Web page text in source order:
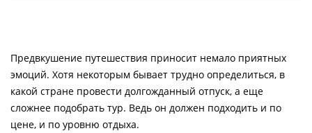
Страны
Как купить
Предвкушение путешествия приносит немало приятных
эмоций. Хотя некоторым бывает трудно определиться, в
какой стране провести долгожданный отпуск, а еще
сложнее подобрать тур. Ведь он должен подходить и по
цене, и по уровню отдыха.